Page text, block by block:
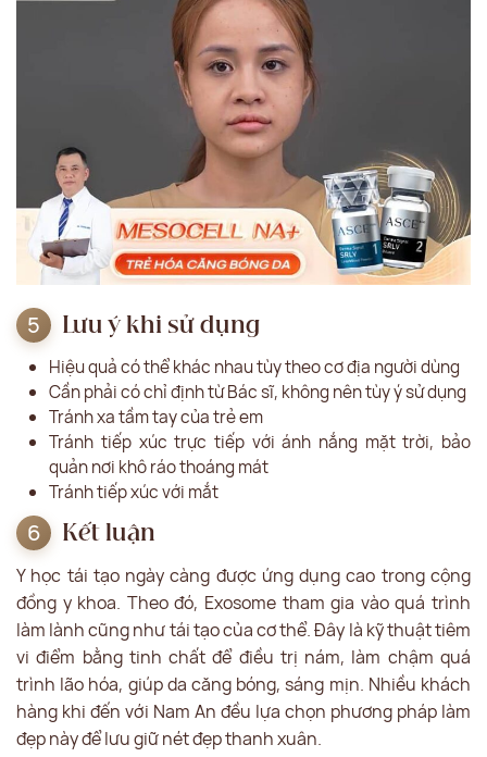
Lưu ý khi sử dụng
Hiệu quả có thể khác nhau tùy theo cơ địa người dùng
Cần phải có chỉ định từ Bác sĩ, không nên tùy ý sử dụng
Tránh xa tầm tay của trẻ em
Tránh tiếp xúc trực tiếp với ánh nắng mặt trời, bảo
quản nơi khô ráo thoáng mát
Tránh tiếp xúc với mắt
Kết luận
Y học tái tạo ngày càng được ứng dụng cao trong cộng
đồng y khoa. Theo đó, Exosome tham gia vào quá trình
làm lành cũng như tái tạo của cơ thể. Đây là kỹ thuật tiêm
vi điểm bằng tinh chất để điều trị nám, làm chậm quá
trình lão hóa, giúp da căng bóng, sáng mịn. Nhiều khách
hàng khi đến với Nam An đều lựa chọn phương pháp làm
đẹp này để lưu giữ nét đẹp thanh xuân.